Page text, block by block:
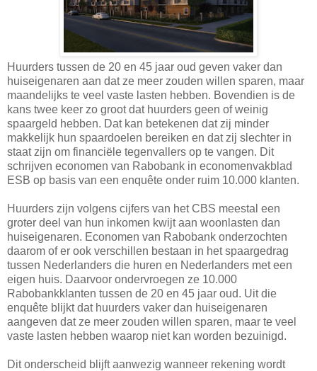
Huurders tussen de 20 en 45 jaar oud geven vaker dan
huiseigenaren aan dat ze meer zouden willen sparen, maar
maandelijks te veel vaste lasten hebben. Bovendien is de
kans twee keer zo groot dat huurders geen of weinig
spaargeld hebben. Dat kan betekenen dat zij minder
makkelijk hun spaardoelen bereiken en dat zij slechter in
staat zijn om financiële tegenvallers op te vangen. Dit
schrijven economen van Rabobank in economenvakblad
ESB op basis van een enquête onder ruim 10.000 klanten.
Huurders zijn volgens cijfers van het CBS meestal een
groter deel van hun inkomen kwijt aan woonlasten dan
huiseigenaren. Economen van Rabobank onderzochten
daarom of er ook verschillen bestaan in het spaargedrag
tussen Nederlanders die huren en Nederlanders met een
eigen huis. Daarvoor ondervroegen ze 10.000
Rabobankklanten tussen de 20 en 45 jaar oud. Uit die
enquête blijkt dat huurders vaker dan huiseigenaren
aangeven dat ze meer zouden willen sparen, maar te veel
vaste lasten hebben waarop niet kan worden bezuinigd.
Dit onderscheid blijft aanwezig wanneer rekening wordt